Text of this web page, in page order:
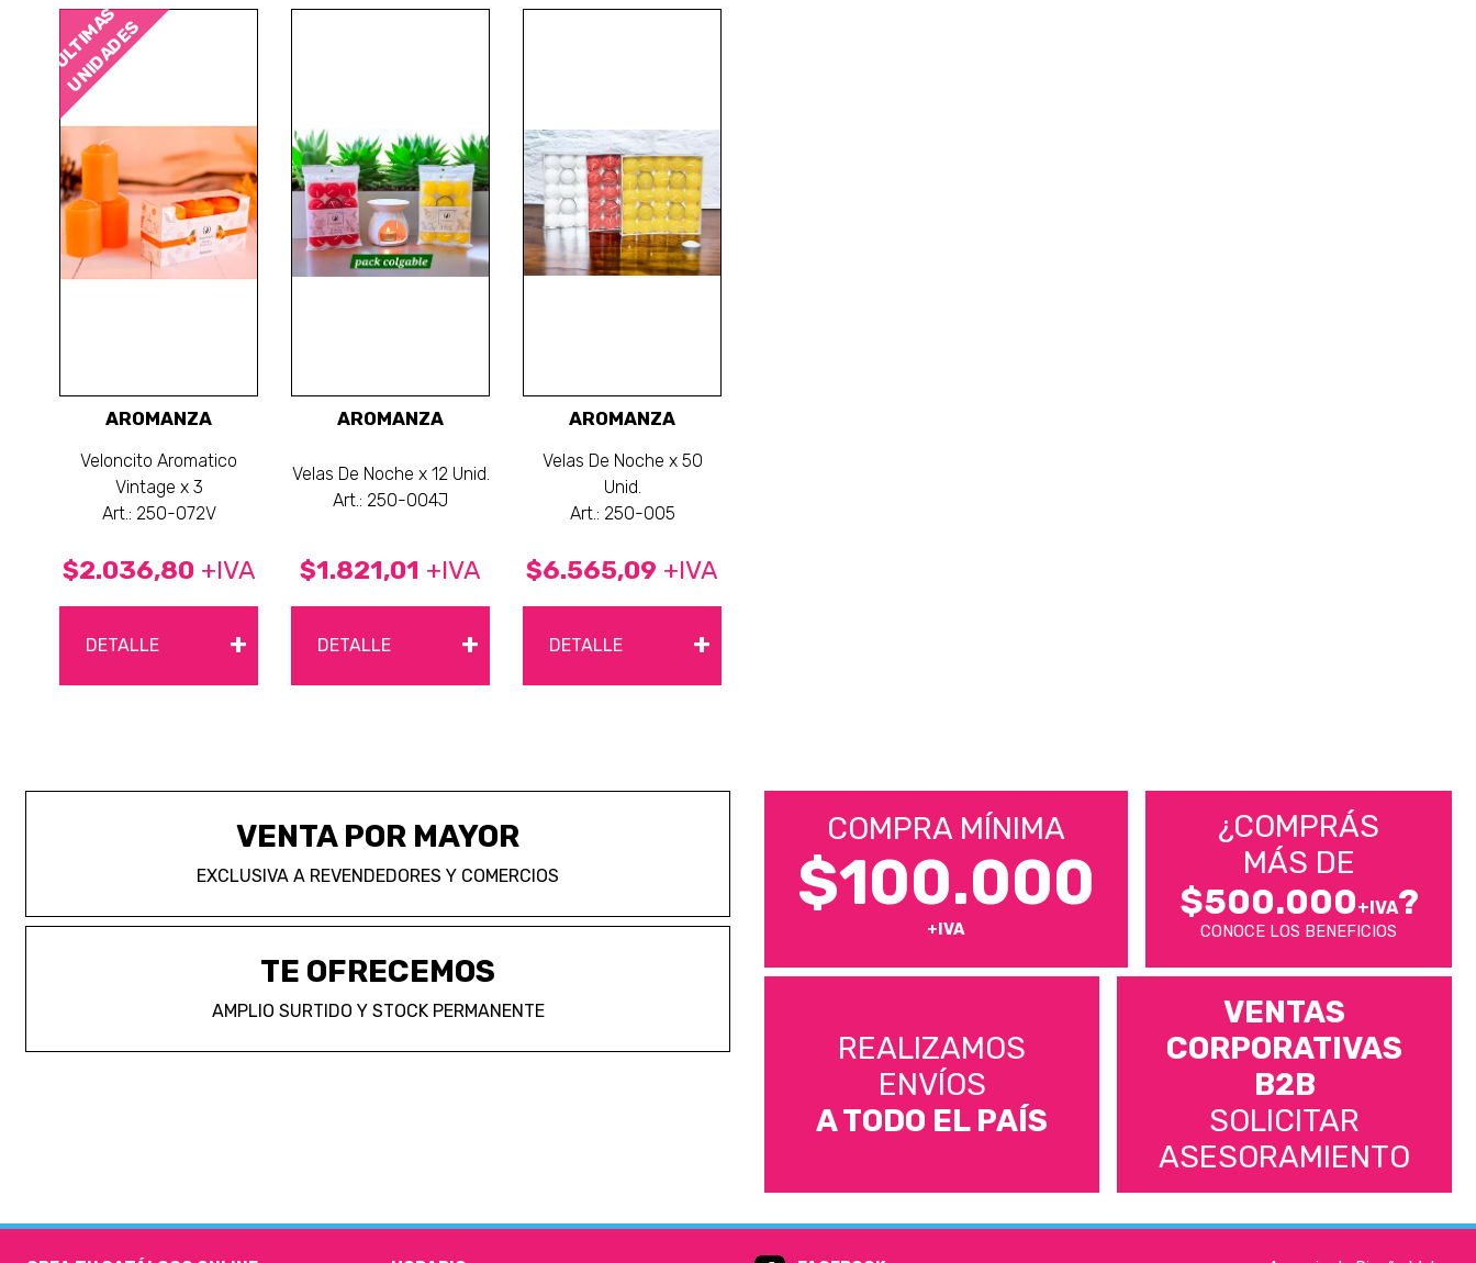
ÚLTIMAS
UNIDADES
AROMANZA
Veloncito Aromatico
Vintage x 3
Art.: 250-072V
$2.036,80 +IVA
DETALLE +
AROMANZA
Velas De Noche x 12 Unid.
Art.: 250-004J
$1.821,01 +IVA
DETALLE +
AROMANZA
Velas De Noche x 50
Unid.
Art.: 250-005
$6.565,09 +IVA
DETALLE +
VENTA POR MAYOR
EXCLUSIVA A REVENDEDORES Y COMERCIOS
TE OFRECEMOS
AMPLIO SURTIDO Y STOCK PERMANENTE
COMPRA MÍNIMA
$100.000
+IVA
¿COMPRÁS
MÁS DE
$500.000+IVA?
CONOCE LOS BENEFICIOS
REALIZAMOS
ENVÍOS
A TODO EL PAÍS
VENTAS
CORPORATIVAS
B2B
SOLICITAR
ASESORAMIENTO